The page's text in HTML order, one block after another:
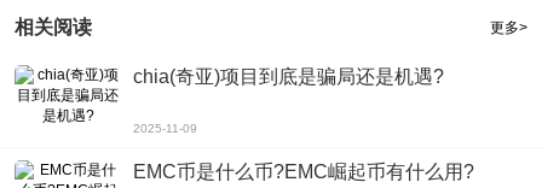
5.海量资料，线上德语图书馆，供你选择则。离线翻译功能，让你随时随地了解
软件点评
一款为用户提供德语学习，德国出行的必备神器，无论学习，还是和德国人聊
天，该软件都可以满足你的需求。
相关阅读 更多>
chia(奇亚)项目到底是骗局还是机遇?
2025-11-09
EMC币是什么币?EMC崛起币有什么用?